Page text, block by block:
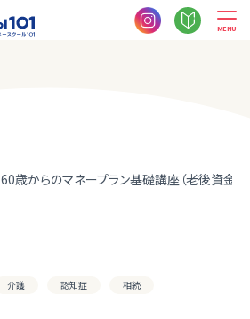
MENU
60歳からのマネープラン基礎講座（老後資金・
介護 認知症 相続